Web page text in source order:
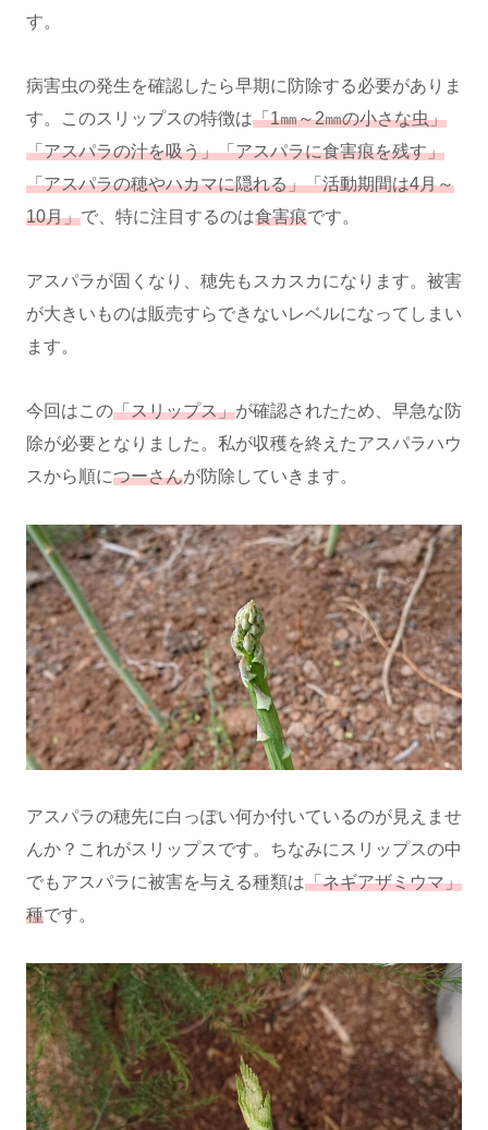
す。
病害虫の発生を確認したら早期に防除する必要がありま
す。このスリップスの特徴は「1㎜～2㎜の小さな虫」
「アスパラの汁を吸う」「アスパラに食害痕を残す」
「アスパラの穂やハカマに隠れる」「活動期間は4月～
10月」で、特に注目するのは食害痕です。
アスパラが固くなり、穂先もスカスカになります。被害
が大きいものは販売すらできないレベルになってしまい
ます。
今回はこの「スリップス」が確認されたため、早急な防
除が必要となりました。私が収穫を終えたアスパラハウ
スから順につーさんが防除していきます。
アスパラの穂先に白っぽい何か付いているのが見えませ
んか？これがスリップスです。ちなみにスリップスの中
でもアスパラに被害を与える種類は「ネギアザミウマ」
種です。